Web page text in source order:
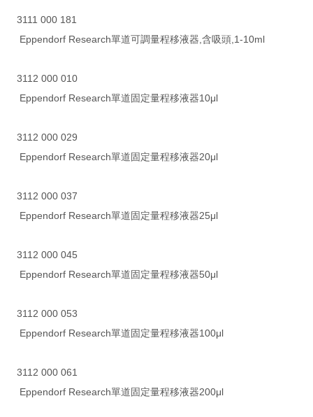
3111 000 181
Eppendorf Research單道可調量程移液器,含吸頭,1-10ml
3112 000 010
Eppendorf Research單道固定量程移液器10μl
3112 000 029
Eppendorf Research單道固定量程移液器20μl
3112 000 037
Eppendorf Research單道固定量程移液器25μl
3112 000 045
Eppendorf Research單道固定量程移液器50μl
3112 000 053
Eppendorf Research單道固定量程移液器100μl
3112 000 061
Eppendorf Research單道固定量程移液器200μl